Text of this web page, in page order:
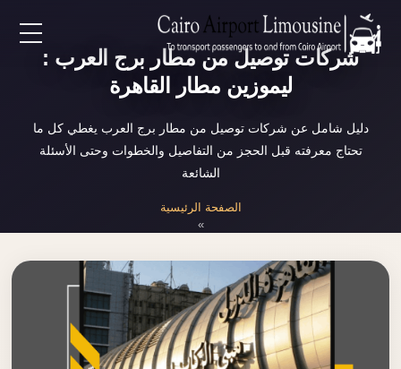
EN
خدمات المطار
نحن
شركات توصيل من مطار برج العرب :
ليموزين مطار القاهرة
دليل شامل عن شركات توصيل من مطار برج العرب يغطي كل ما
تحتاج معرفته قبل الحجز من التفاصيل والخطوات وحتى الأسئلة
الشائعة
الصفحة الرئيسية